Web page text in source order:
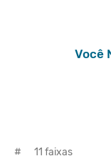
Você
# 11 faixas